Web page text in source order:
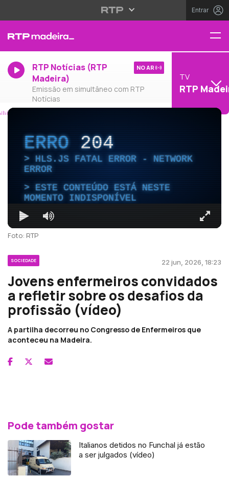
Entrar
RTP Notícias (RTP
Madeira)
Emissão em simultâneo com RTP
Notícias
NO AR
TV
RTP
ERRO204
HLS.JS FATAL ERROR - NETWORK
ERROR
ESTE CONTEÚDO ESTÁ NESTE
MOMENTO INDISPONÍVEL
Foto: RTP
SOCIEDADE 22 jun, 2026, 18:23
Jovens enfermeiros convidados
a refletir sobre os desafios da
profissão (vídeo)
A partilha decorreu no Congresso de Enfermeiros que
aconteceu na Madeira.
Pode também gostar
Italianos detidos no Funchal já estão
a ser julgados (vídeo)